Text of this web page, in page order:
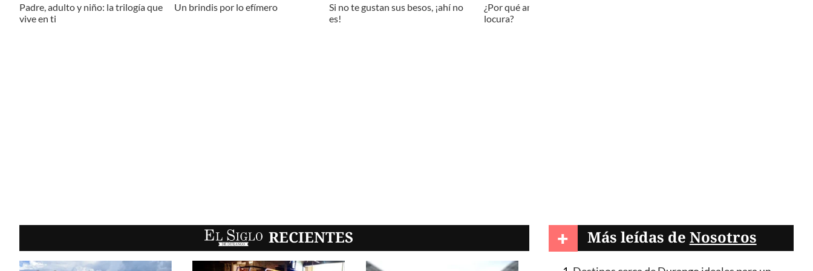
Padre, adulto y niño: la trilogía que
vive en ti
Un brindis por lo efímero
Si no te gustan sus besos, ¡ahí no
es!
¿Por qué amamos a los bebés con
locura?
EL SIGLO RECIENTES + Más leídas de Nosotros